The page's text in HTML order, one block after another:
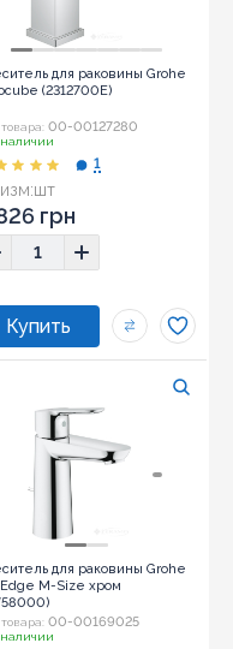
для раковины Grohe
(2312700E)
00-00127280
шт
1
грн
для раковины Grohe
M-Size хром
00-00169025